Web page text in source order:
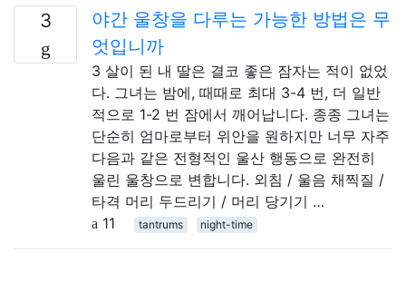
3
야간 울창을 다루는 가능한 방법은 무
엇입니까
3 살이 된 내 딸은 결코 좋은 잠자는 적이 없었
다. 그녀는 밤에, 때때로 최대 3-4 번, 더 일반
적으로 1-2 번 잠에서 깨어납니다. 종종 그녀는
단순히 엄마로부터 위안을 원하지만 너무 자주
다음과 같은 전형적인 울산 행동으로 완전히
울린 울창으로 변합니다. 외침 / 울음 채찍질 /
타격 머리 두드리기 / 머리 당기기 …
11
tantrums night-time